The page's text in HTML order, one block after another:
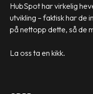
HubSpot har virkelig
utvikling – faktisk har de
på nettopp dette, så de
La oss ta en kikk.